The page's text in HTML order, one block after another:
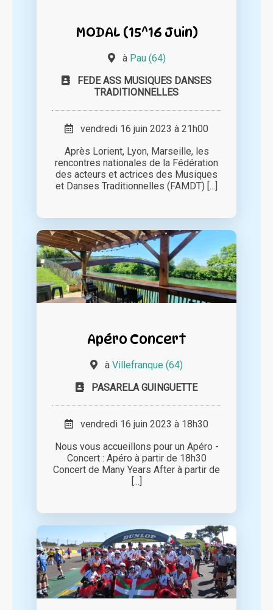
MODAL (15^16 Juin)
à Pau (64)
FEDE ASS MUSIQUES DANSES
TRADITIONNELLES
vendredi 16 juin 2023 à 21h00
Après Lorient, Lyon, Marseille, les
rencontres nationales de la Fédération
des acteurs et actrices des Musiques
et Danses Traditionnelles (FAMDT) [...]
Apéro Concert
à Villefranque (64)
PASARELA GUINGUETTE
vendredi 16 juin 2023 à 18h30
Nous vous accueillons pour un Apéro -
Concert : Apéro à partir de 18h30
Concert de Many Years After à partir de
[...]